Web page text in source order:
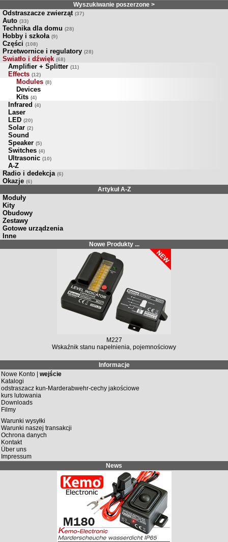
Wyszukiwanie poszerzone >
Odstraszacze zwierząt (37)
Auto (33)
Technika dla domu (28)
Hobby i szkoła (9)
Części (108)
Przetwornice i regulatory (28)
Swiatło i dźwięk (68)
Amplifier + Splitter (11)
Effects (12)
Modules (8)
Devices
Kits (4)
Infrared (4)
Laser
LED (20)
Solar (2)
Sound
Speaker (5)
Switches (4)
Ultrasonic (10)
A-Z
Radio i dedekcja (6)
Okazje (6)
Artykuł A-Z
Moduły
Kity
Obudowy
Zestawy
Gotowe urządzenia
Inne
Nowe Produkty ...
M227
Wskaźnik stanu napełnienia, pojemnościowy
Informacje
Nowe Konto | wejście
Katalogi
odstraszacz kun-Marderabwehr-cechy jakościowe
kurs lutowania
Downloads
Filmy
Warunki wysyłki
Warunki naszej transakcji
Ochrona danych
Kontakt
Über uns
Impressum
News